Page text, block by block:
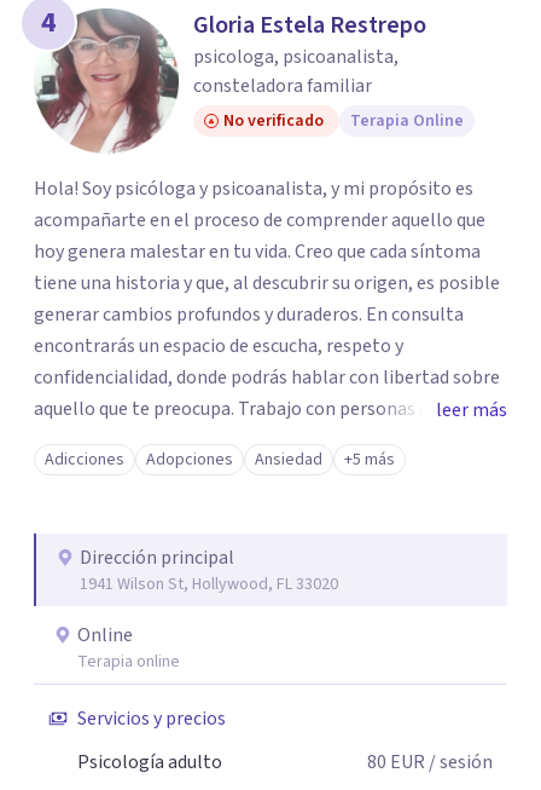
4 Gloria Estela Restrepo
psicologa, psicoanalista,
consteladora familiar
No verificado Terapia Online
Hola! Soy psicóloga y psicoanalista, y mi propósito es
acompañarte en el proceso de comprender aquello que
hoy genera malestar en tu vida. Creo que cada síntoma
tiene una historia y que, al descubrir su origen, es posible
generar cambios profundos y duraderos. En consulta
encontrarás un espacio de escucha, respeto y
confidencialidad, donde podrás hablar con libertad sobre
aquello que te preocupa. Trabajo con personas que
enfrentan ansiedad, depresión, ataques de pánico,
conflictos de pareja y familiares, duelos, autoestima,
compromiso es ayudarte a comprenderte mejor,
fortalecer tus recursos internos y construir una vida con
mayor bienestar, equilibrio y sentido.
leer más
Adicciones Adopciones Ansiedad +5 más
Dirección principal
1941 Wilson St, Hollywood, FL 33020
Online
Terapia online
Servicios y precios
Psicología adulto
80 EUR / sesión